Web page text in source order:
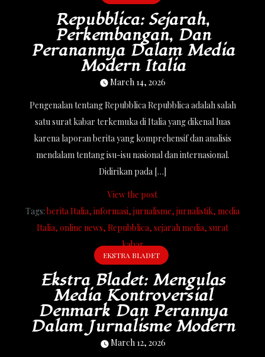
Repubblica: Sejarah,
Perkembangan, Dan
Peranannya Dalam Media
Modern Italia
March 14, 2026
Pengenalan tentang Repubblica Repubblica adalah salah
satu surat kabar terkemuka di Italia yang dikenal luas
karena laporan berita yang komprehensif dan analisis
mendalam tentang isu-isu nasional dan internasional.
Didirikan pada […]
View the post
Tags: berita Italia informasi jurnalisme jurnalistik media
Italia online news Repubblica sejarah media surat
kabar
EKSTRA BLADET
Ekstra Bladet: Mengulas
Media Kontroversial
Denmark Dan Perannya
Dalam Jurnalisme Modern
March 12, 2026